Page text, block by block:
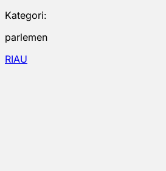
Kategori:
parlemen
RIAU